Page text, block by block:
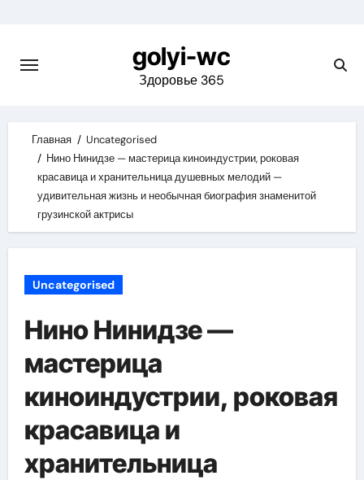
content
golyi-wc
Здоровье 365
Главная
Uncategorised
Нино Нинидзе — мастерица киноиндустрии, роковая
красавица и хранительница душевных мелодий —
удивительная жизнь и необычная биография знаменитой
грузинской актрисы
Uncategorised
Нино Нинидзе —
мастерица
киноиндустрии, роковая
красавица и
хранительница